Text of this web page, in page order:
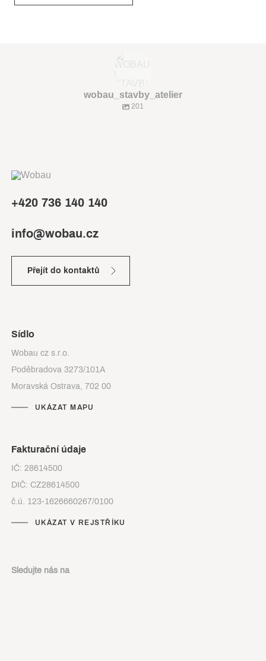
wobau_stavby_atelier
201
+420 736 140 140
info@wobau.cz
Přejít do kontaktů
Sídlo
Wobau cz s.r.o.
Poděbradova 3273/101A
Moravská Ostrava, 702 00
UKÁZAT MAPU
Fakturační údaje
IČ: 28614500
DIČ: CZ28614500
č.ú. 123-1626660267/0100
UKÁZAT V REJSTŘÍKU
Sledujte nás na